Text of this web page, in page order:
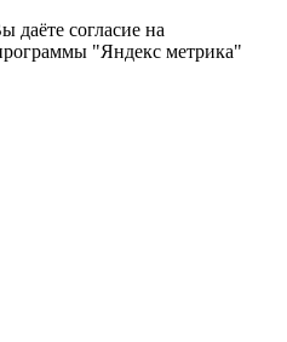
даёте согласие на
"Яндекс метрика"